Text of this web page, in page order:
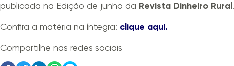
publicada na Edição de junho da Revista Dinheiro Rural.
Confira a matéria na íntegra: clique aqui.
Compartilhe nas redes sociais